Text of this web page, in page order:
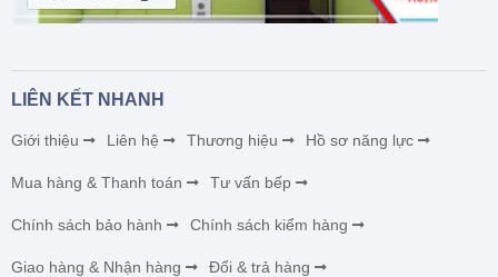
LIÊN KẾT NHANH
Giới thiệu Liên hệ Thương hiệu Hồ sơ năng lực
Mua hàng & Thanh toán Tư vấn bếp
Chính sách bảo hành Chính sách kiểm hàng
Giao hàng & Nhận hàng Đổi & trả hàng